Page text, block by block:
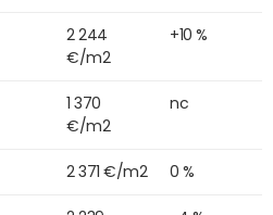
2 244
€/m2
+10 %
1 370
€/m2
nc
2 371 €/m2 0 %